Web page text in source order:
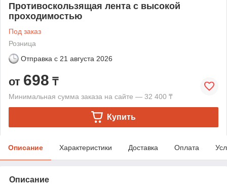
Противоскользящая лента с высокой
проходимостью
Под заказ
Розница
Отправка с 21 августа 2026
от 698 ₸
Минимальная сумма заказа на сайте — 32 400 ₸
Купить
Описание Характеристики Доставка Оплата
Описание